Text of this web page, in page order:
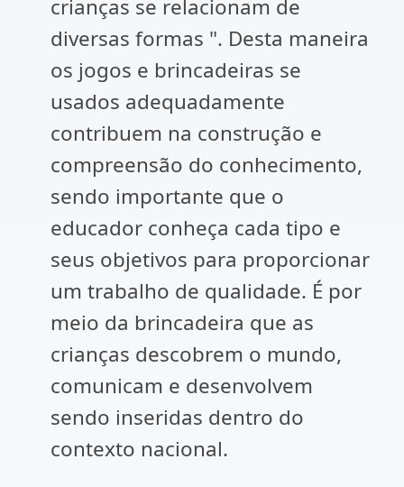
crianças se relacionam de
diversas formas ". Desta maneira
os jogos e brincadeiras se
usados adequadamente
contribuem na construção e
compreensão do conhecimento,
sendo importante que o
educador conheça cada tipo e
seus objetivos para proporcionar
um trabalho de qualidade. É por
meio da brincadeira que as
crianças descobrem o mundo,
comunicam e desenvolvem
sendo inseridas dentro do
contexto nacional.